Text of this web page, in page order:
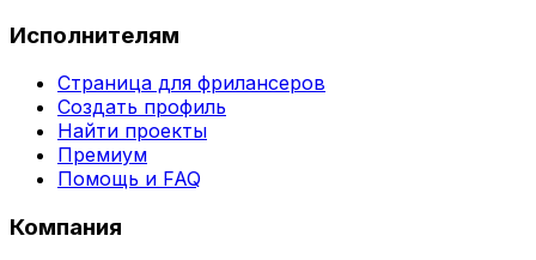
Исполнителям
Страница для фрилансеров
Создать профиль
Найти проекты
Премиум
Помощь и FAQ
Компания